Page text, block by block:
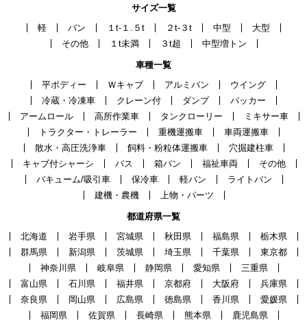
サイズ一覧
軽
バン １t-１.５t ２t-３t 中型
大型
その他
１t未満 ３t超 中型増トン
車種一覧
平ボディー
Ｗキャブ アルミバン
ウイング
冷蔵・冷凍車
クレーン付 ダンプ
パッカー
アームロール
高所作業車 タンクローリー
ミキサー車
トラクター・トレーラー
重機運搬車
車両運搬車
散水・高圧洗浄車
飼料・粉粒体運搬車
穴掘建柱車
キャブ付シャーシ
バス 箱バン 福祉車両
その他
バキューム/吸引車
保冷車 軽バン
ライトバン
建機・農機
上物・パーツ
都道府県一覧
北海道
岩手県 宮城県 秋田県 福島県
栃木県
群馬県
新潟県 茨城県 埼玉県 千葉県
東京都
神奈川県
岐阜県 静岡県 愛知県
三重県
富山県
石川県 福井県 京都府 大阪府
兵庫県
奈良県
岡山県 広島県 徳島県 香川県
愛媛県
福岡県
佐賀県 長崎県 熊本県 鹿児島県